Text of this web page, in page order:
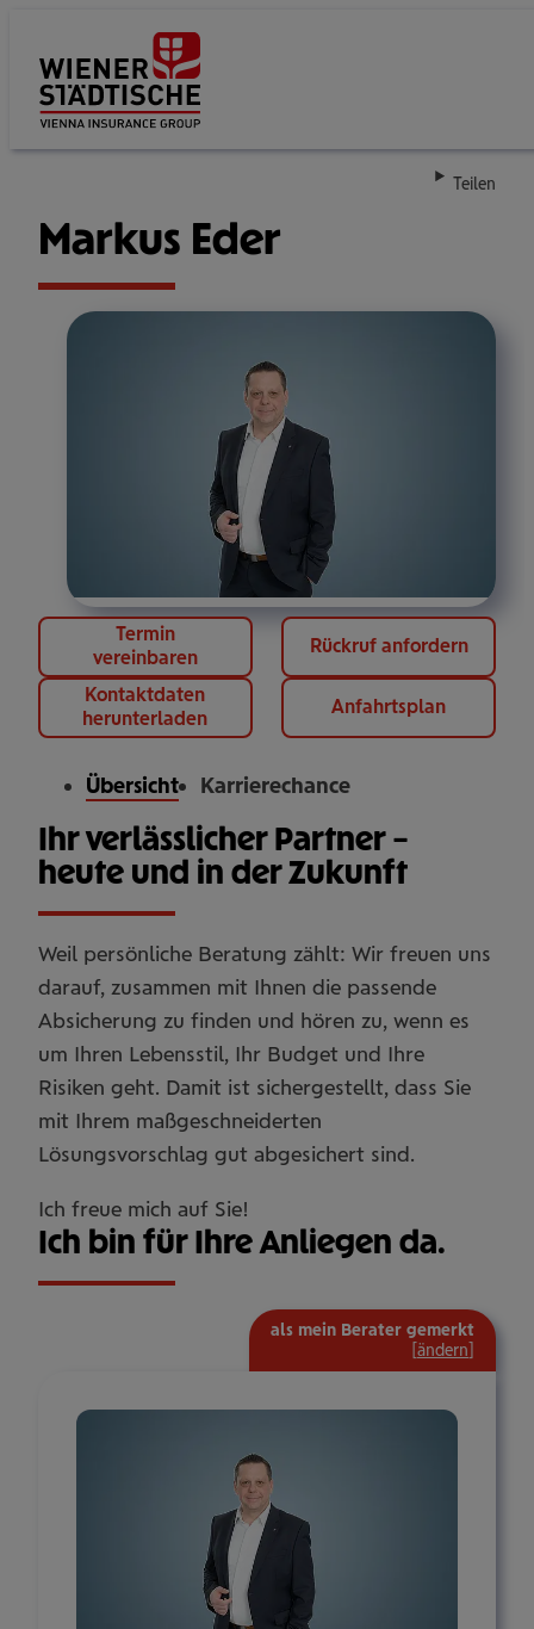
Teilen
Markus Eder
Termin
vereinbaren
Rückruf anfordern
Kontaktdaten
herunterladen
Anfahrtsplan
Übersicht Karrierechance
Ihr verlässlicher Partner –
heute und in der Zukunft
Weil persönliche Beratung zählt: Wir freuen uns
darauf, zusammen mit Ihnen die passende
Absicherung zu finden und hören zu, wenn es
um Ihren Lebensstil, Ihr Budget und Ihre
Risiken geht. Damit ist sichergestellt, dass Sie
mit Ihrem maßgeschneiderten
Lösungsvorschlag gut abgesichert sind.
Ich freue mich auf Sie!
Ich bin für Ihre Anliegen da.
als mein Berater gemerkt
ändern